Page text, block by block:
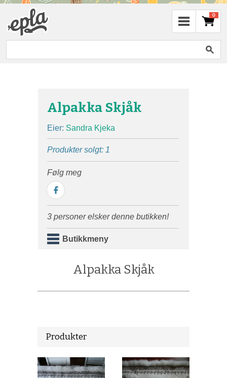
0
Alpakka Skjåk
Eier: Sandra Kjeka
Produkter solgt: 1
Følg meg
3 personer elsker denne butikken!
Butikkmeny
Alpakka Skjåk
Produkter